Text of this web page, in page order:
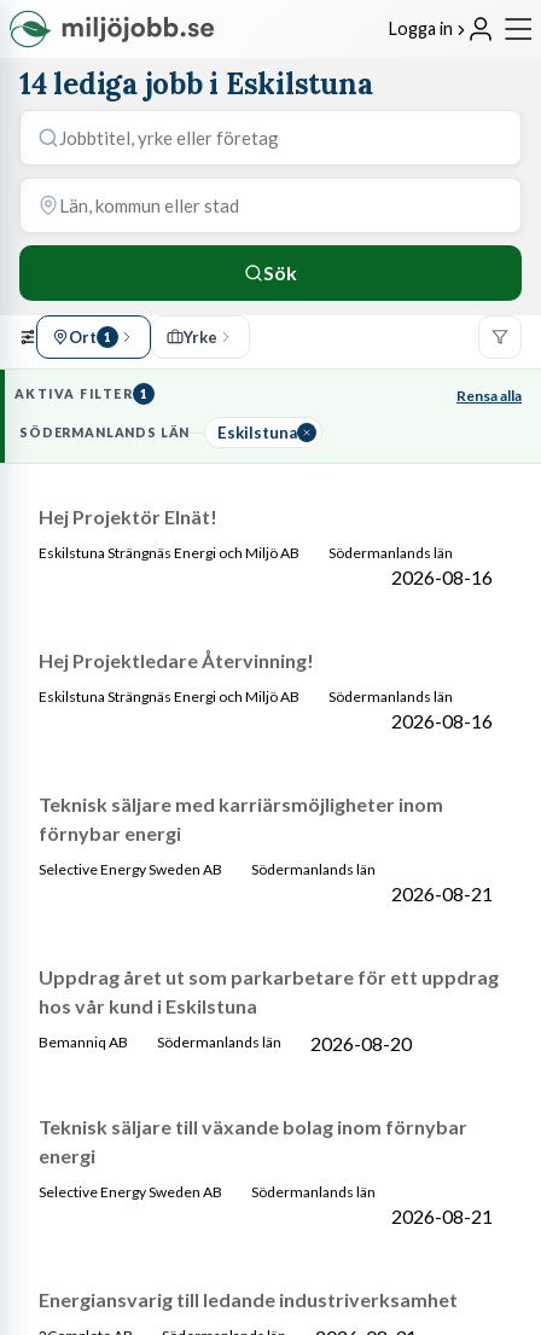
Logga in
14 lediga jobb i Eskilstuna
Sök
Ort 1 Yrke
AKTIVA FILTER 1 Rensa alla
SÖDERMANLANDS LÄN Eskilstuna
Hej Projektör Elnät!
Eskilstuna Strängnäs Energi och Miljö AB Södermanlands län
2026-08-16
Hej Projektledare Återvinning!
Eskilstuna Strängnäs Energi och Miljö AB Södermanlands län
2026-08-16
Teknisk säljare med karriärsmöjligheter inom
förnybar energi
Selective Energy Sweden AB Södermanlands län
2026-08-21
Uppdrag året ut som parkarbetare för ett uppdrag
hos vår kund i Eskilstuna
Bemanniq AB Södermanlands län 2026-08-20
Teknisk säljare till växande bolag inom förnybar
energi
Selective Energy Sweden AB Södermanlands län
2026-08-21
Energiansvarig till ledande industriverksamhet